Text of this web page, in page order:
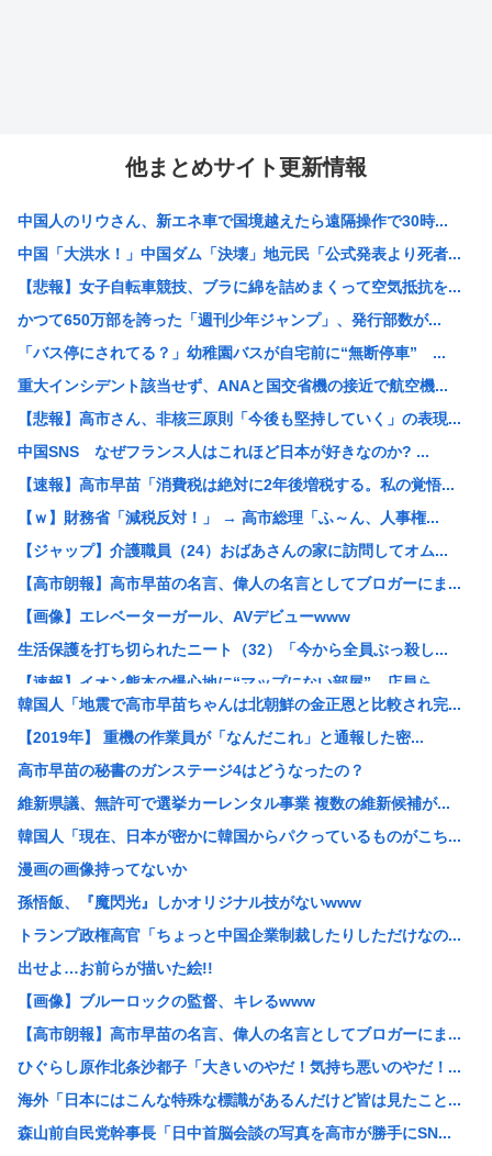
他まとめサイト更新情報
中国人のリウさん、新エネ車で国境越えたら遠隔操作で30時...
中国「大洪水！」中国ダム「決壊」地元民「公式発表より死者...
【悲報】女子自転車競技、ブラに綿を詰めまくって空気抵抗を...
かつて650万部を誇った「週刊少年ジャンプ」、発行部数が...
「バス停にされてる？」幼稚園バスが自宅前に“無断停車” ...
重大インシデント該当せず、ANAと国交省機の接近で航空機...
【悲報】高市さん、非核三原則「今後も堅持していく」の表現...
中国SNS なぜフランス人はこれほど日本が好きなのか? ...
【速報】高市早苗「消費税は絶対に2年後増税する。私の覚悟...
【ｗ】財務省「減税反対！」 → 高市総理「ふ～ん、人事権...
【ジャップ】介護職員（24）おばあさんの家に訪問してオム...
【高市朗報】高市早苗の名言、偉人の名言としてブロガーにま...
【画像】エレベーターガール、AVデビューwww
生活保護を打ち切られたニート（32）「今から全員ぶっ殺し...
【速報】イオン熊本の爆心地に“マップにない部屋” 店員ら...
be[662593167]⇦こいつ中国のことが好きすぎて...
元キャバ嬢のMINAさん（みなちゃん）が配信中に亡くなっ...
【衝撃】NHK職員が番組出演タレントから性被害←これ！
中国政府、強烈な不満を表明「泥棒が『泥棒を捕まえろ』と叫...
【速報】 記者「中革連は食料品消費税ゼロを公約に掲げてい...
高市総理の非核三原則「堅持しながら」→「堅持しつつ」→「...
「盗人たけだけしい」中国国防省が防衛白書に反発 「日本の...
【悲報】なんでお前らチクニーしないの？
【悲報】リュウジ氏、冷やし中華を「あり得ないほどダルい」...
【悲報】みいちゃん作者「みいちゃん母は障害者なので自分が...
「コンビニ、馬鹿にすんなよ」→あのオーナー夫婦、不起訴ｗ...
“映像化不可”と言われた渡辺淳一の問題作を実娘が映画化 ...
野獣先輩、中国で市民権を得る
高市早苗政府「外国人は生活保護法の対象にならない」
韓国人「地震で高市早苗ちゃんは北朝鮮の金正恩と比較され完...
【2019年】 重機の作業員が「なんだこれ」と通報した密...
高市早苗の秘書のガンステージ4はどうなったの？
維新県議、無許可で選挙カーレンタル事業 複数の維新候補が...
韓国人「現在、日本が密かに韓国からパクっているものがこち...
漫画の画像持ってないか
孫悟飯、『魔閃光』しかオリジナル技がないwww
トランプ政権高官「ちょっと中国企業制裁したりしただけなの...
出せよ…お前らが描いた絵!!
【画像】ブルーロックの監督、キレるwww
【高市朗報】高市早苗の名言、偉人の名言としてブロガーにま...
ひぐらし原作北条沙都子「大きいのやだ！気持ち悪いのやだ！...
海外「日本にはこんな特殊な標識があるんだけど皆は見たこと...
森山前自民党幹事長「日中首脳会談の写真を高市が勝手にSN...